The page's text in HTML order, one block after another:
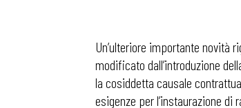
Un’ulteriore importante novità
modificato dall’introduzione
la cosiddetta causale
esigenze per l’instaurazione